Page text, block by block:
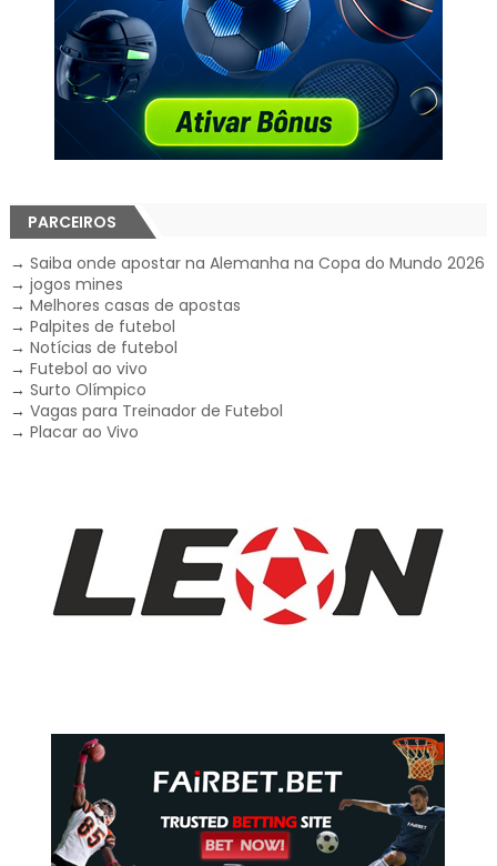
PARCEIROS
→ Saiba onde apostar na Alemanha na Copa do Mundo 2026
→ jogos mines
→ Melhores casas de apostas
→ Palpites de futebol
→ Notícias de futebol
→ Futebol ao vivo
→ Surto Olímpico
→ Vagas para Treinador de Futebol
→ Placar ao Vivo